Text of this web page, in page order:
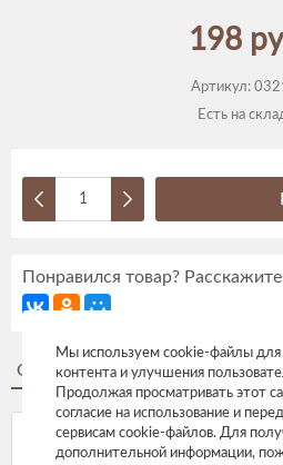
198
Артикул:
Есть на
Понравился товар?
Описание Отзывы
Мы используем cookie-файлы для
контента и улучшения
Продолжая просматривать этот
согласие на использование и
сервисам cookie-файлов. Для
дополнительной информации,